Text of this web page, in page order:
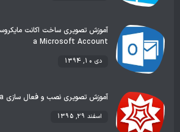
a Microsoft Account
دی 10, 1394
آموزش تصویری نصب و فعال سازی Wolfram Mathematica
اسفند 29, 1395